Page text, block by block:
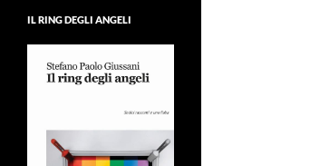
IL RING DEGLI ANGELI